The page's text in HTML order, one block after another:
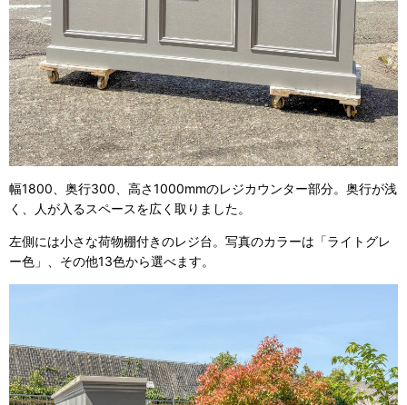
幅1800、奥行300、高さ1000mmのレジカウンター部分。奥行が浅
く、人が入るスペースを広く取りました。
左側には小さな荷物棚付きのレジ台。写真のカラーは「ライトグレ
ー色」、その他13色から選べます。